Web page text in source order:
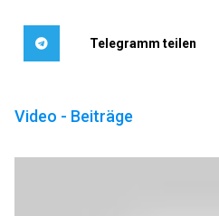
Telegramm teilen
Video - Beiträge